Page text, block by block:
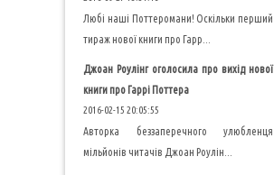
Любі наші Поттеромани! Оскільки перший
тираж нової книги про Гарр...
Джоан Роулінг оголосила про вихід нової
книги про Гаррі Поттера
2016-02-15 20:05:55
Авторка беззаперечного улюбленця
мільйонів читачів Джоан Роулін...